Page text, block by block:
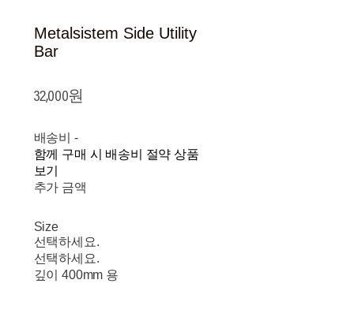
Metalsistem Side Utility
Bar
32,000원
배송비 -
함께 구매 시 배송비 절약 상품
보기
추가 금액
Size
선택하세요.
선택하세요.
깊이 400mm 용